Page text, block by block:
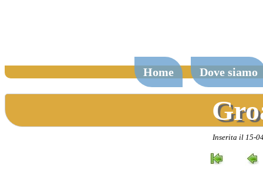
Home Dove siamo
Inserita il 15-